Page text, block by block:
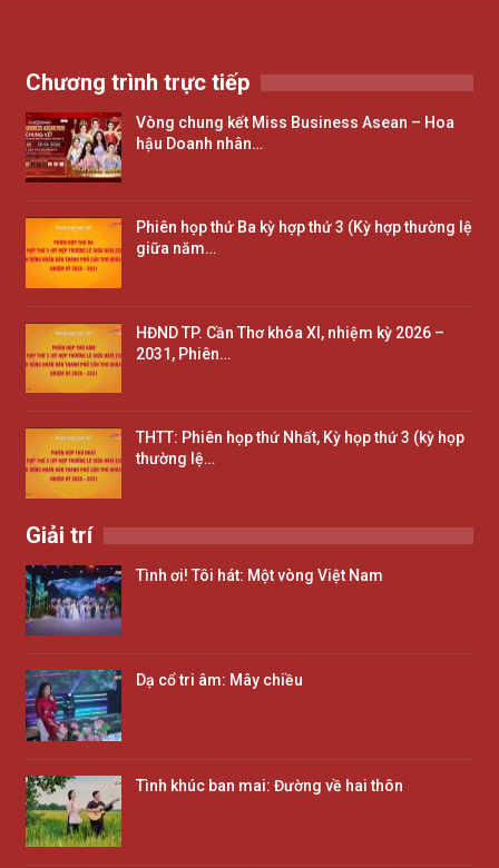
Chương trình trực tiếp
Vòng chung kết Miss Business Asean – Hoa
hậu Doanh nhân…
Phiên họp thứ Ba kỳ hợp thứ 3 (Kỳ hợp thường lệ
giữa năm…
HĐND TP. Cần Thơ khóa XI, nhiệm kỳ 2026 –
2031, Phiên…
THTT: Phiên họp thứ Nhất, Kỳ họp thứ 3 (kỳ họp
thường lệ…
Giải trí
Tình ơi! Tôi hát: Một vòng Việt Nam
Dạ cổ tri âm: Mây chiều
Tình khúc ban mai: Đường về hai thôn